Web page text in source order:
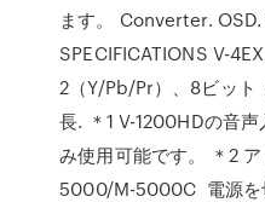
ます。 Converter.
SPECIFICATIONS V-
2（Y/Pb/Pr）、8ビット
長. ＊1 V-1200HDの音
み使用可能です。 ＊2
5000/M-5000C 電源を